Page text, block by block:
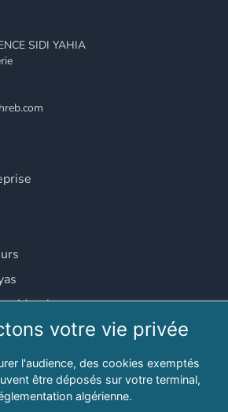
SIDI YAHIA
alger.com
votre vie privée
l'audience, des cookies exemptés
être déposés sur votre terminal,
algérienne.